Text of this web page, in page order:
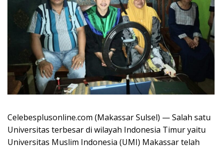
Celebesplusonline.com (Makassar Sulsel) — Salah satu
Universitas terbesar di wilayah Indonesia Timur yaitu
Universitas Muslim Indonesia (UMI) Makassar telah